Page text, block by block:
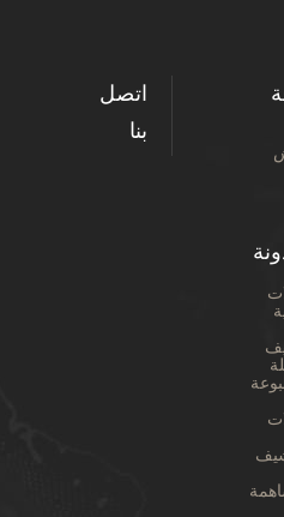
اتصل
بنا